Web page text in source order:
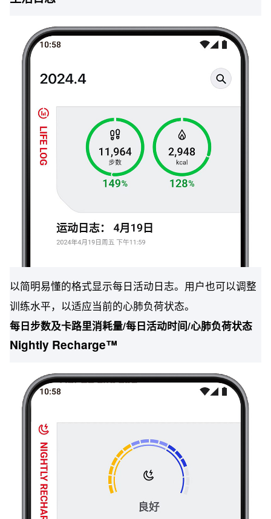
以简明易懂的格式显示每日活动日志。用户也可以调整
训练水平，以适应当前的心肺负荷状态。
每日步数及卡路里消耗量/每日活动时间/心肺负荷状态
Nightly Recharge™